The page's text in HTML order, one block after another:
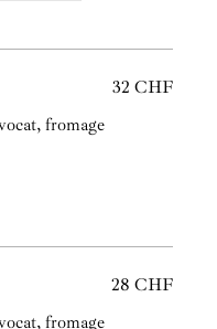
fromage
32 CHF
fromage
28 CHF